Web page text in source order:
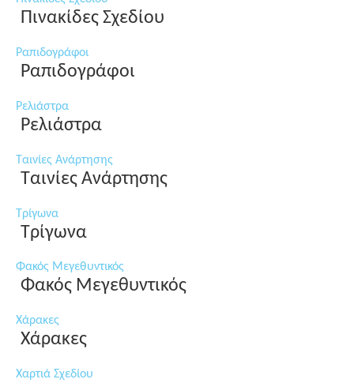
Πινακίδες Σχεδίου
Ραπιδογράφοι
Ραπιδογράφοι
Ρελιάστρα
Ρελιάστρα
Ταινίες Ανάρτησης
Ταινίες Ανάρτησης
Τρίγωνα
Τρίγωνα
Φακός Μεγεθυντικός
Φακός Μεγεθυντικός
Χάρακες
Χάρακες
Χαρτιά Σχεδίου